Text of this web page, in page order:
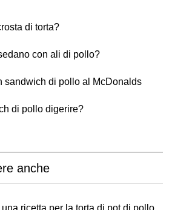
di torta?
con ali di pollo?
sandwich di pollo al McDonalds
di pollo digerire?
anche
ricetta per la torta di pot di pollo